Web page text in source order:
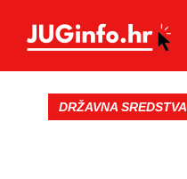
DRŽAVNA SREDSTVA